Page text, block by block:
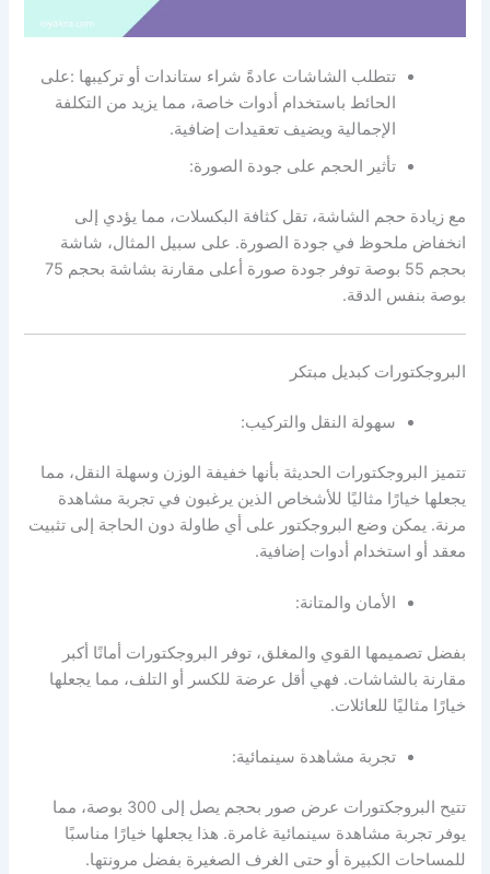
تتطلب الشاشات عادةً شراء ستاندات أو تركيبها :على
الحائط باستخدام أدوات خاصة، مما يزيد من التكلفة
الإجمالية ويضيف تعقيدات إضافية.
تأثير الحجم على جودة الصورة:
مع زيادة حجم الشاشة، تقل كثافة البكسلات، مما يؤدي إلى
انخفاض ملحوظ في جودة الصورة. على سبيل المثال، شاشة
بحجم 55 بوصة توفر جودة صورة أعلى مقارنة بشاشة بحجم 75
بوصة بنفس الدقة.
البروجكتورات كبديل مبتكر
سهولة النقل والتركيب:
تتميز البروجكتورات الحديثة بأنها خفيفة الوزن وسهلة النقل، مما
يجعلها خيارًا مثاليًا للأشخاص الذين يرغبون في تجربة مشاهدة
مرنة. يمكن وضع البروجكتور على أي طاولة دون الحاجة إلى تثبيت
معقد أو استخدام أدوات إضافية.
الأمان والمتانة:
بفضل تصميمها القوي والمغلق، توفر البروجكتورات أمانًا أكبر
مقارنة بالشاشات. فهي أقل عرضة للكسر أو التلف، مما يجعلها
خيارًا مثاليًا للعائلات.
تجربة مشاهدة سينمائية:
تتيح البروجكتورات عرض صور بحجم يصل إلى 300 بوصة، مما
يوفر تجربة مشاهدة سينمائية غامرة. هذا يجعلها خيارًا مناسبًا
للمساحات الكبيرة أو حتى الغرف الصغيرة بفضل مرونتها.